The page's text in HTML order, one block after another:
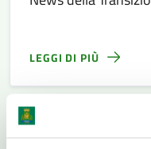
LEGGI DI PIÙ